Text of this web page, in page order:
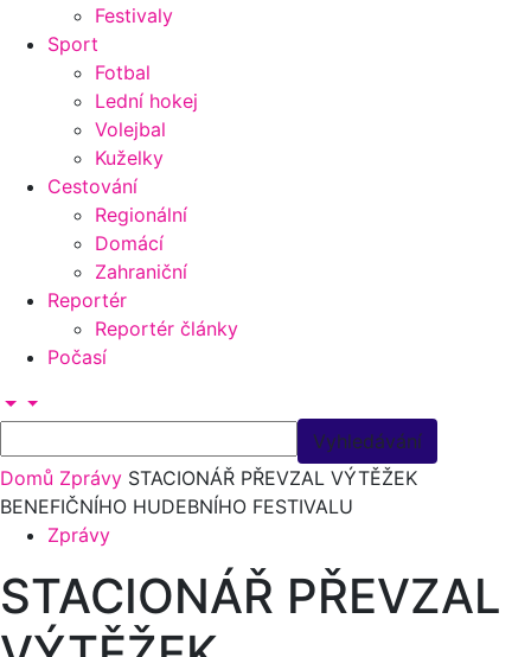
Festivaly
Sport
Fotbal
Lední hokej
Volejbal
Kuželky
Cestování
Regionální
Domácí
Zahraniční
Reportér
Reportér články
Počasí
Domů Zprávy STACIONÁŘ PŘEVZAL VÝTĚŽEK
BENEFIČNÍHO HUDEBNÍHO FESTIVALU
Zprávy
STACIONÁŘ PŘEVZAL